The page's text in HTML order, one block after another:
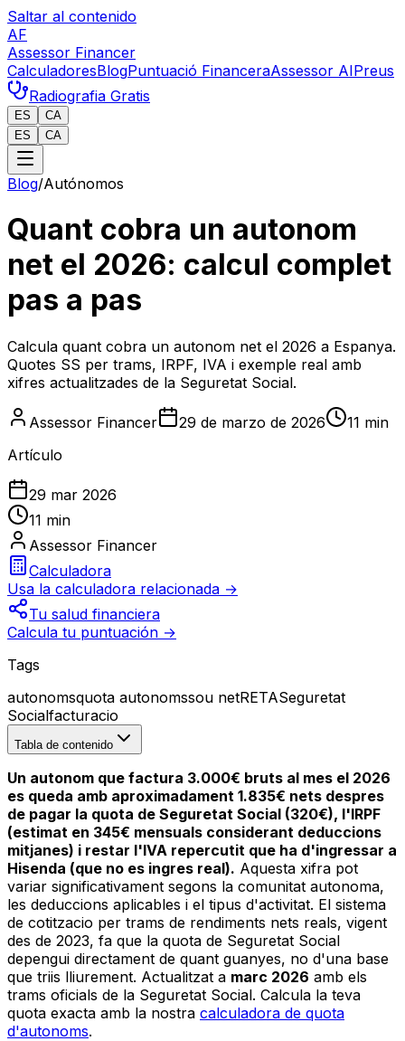
Saltar al contenido
AF
Assessor Financer
CalculadoresBlogPuntuació FinanceraAssessor AIPreus
Radiografia Gratis
ES
CA
ES
CA
Blog/Autónomos
Quant cobra un autonom
net el 2026: calcul complet
pas a pas
Calcula quant cobra un autonom net el 2026 a Espanya.
Quotes SS per trams, IRPF, IVA i exemple real amb
xifres actualitzades de la Seguretat Social.
Assessor Financer 29 de marzo de 2026
11 min
Artículo
29 mar 2026
11 min
Assessor Financer
Calculadora
Usa la calculadora relacionada →
Tu salud financiera
Calcula tu puntuación →
Tags
autonomsquota autonomssou netRETASeguretat
Socialfacturacio
Tabla de contenido
Un autonom que factura 3.000€ bruts al mes el 2026
es queda amb aproximadament 1.835€ nets despres
de pagar la quota de Seguretat Social (320€), l'IRPF
(estimat en 345€ mensuals considerant deduccions
mitjanes) i restar l'IVA repercutit que ha d'ingressar a
Hisenda (que no es ingres real). Aquesta xifra pot
variar significativament segons la comunitat autonoma,
les deduccions aplicables i el tipus d'activitat. El sistema
de cotitzacio per trams de rendiments nets reals, vigent
des de 2023, fa que la quota de Seguretat Social
depengui directament de quant guanyes, no d'una base
que triis lliurement. Actualitzat a marc 2026 amb els
trams oficials de la Seguretat Social. Calcula la teva
quota exacta amb la nostra calculadora de quota
d'autonoms.